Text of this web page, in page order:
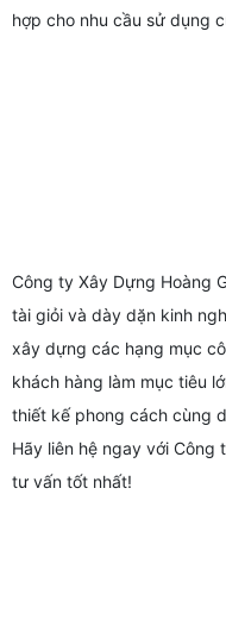
hợp cho nhu cầu sử dụng
Công ty Xây Dựng Hoàng
tài giỏi và dày dặn kinh
xây dựng các hạng mục
khách hàng làm mục tiêu
thiết kế phong cách cùng
Hãy liên hệ ngay với Công
tư vấn tốt nhất!